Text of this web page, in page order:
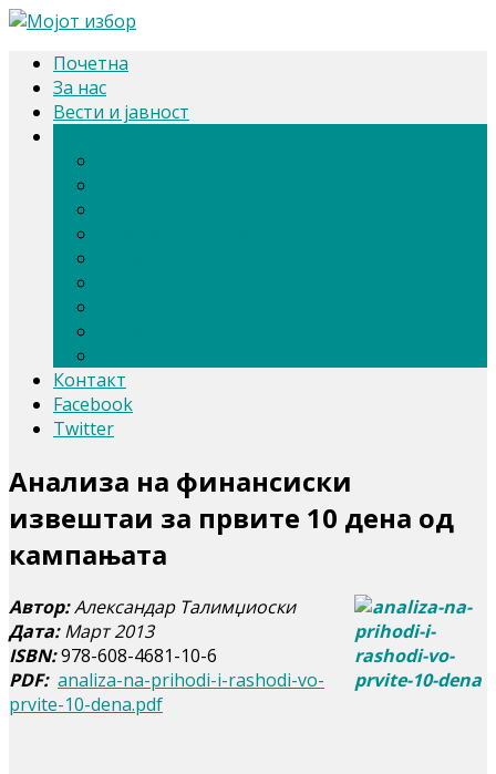
Почетна
За нас
Вести и јавност
Контакт
Facebook
Twitter
Анализа на финансиски
извештаи за првите 10 дена од
кампањата
Автор:Александар Талимџиоски
Дата:Март 2013
ISBN:978-608-4681-10-6
PDF: analiza-na-prihodi-i-rashodi-vo-
prvite-10-dena.pdf